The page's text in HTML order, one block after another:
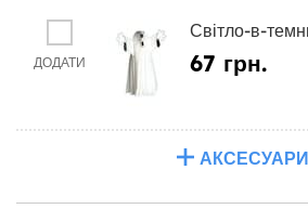
ДОДАТИ
Світло-в-
67 грн.
АКСЕСУАРИ